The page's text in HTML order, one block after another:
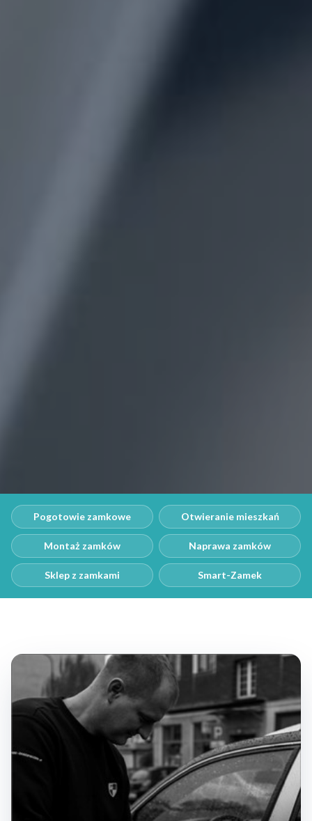
Pogotowie zamkowe Otwieranie mieszkań
Montaż zamków Naprawa zamków
Sklep z zamkami Smart-Zamek